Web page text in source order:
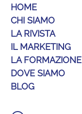
HOME
CHI SIAMO
LA RIVISTA
IL MARKETING
LA FORMAZIONE
DOVE SIAMO
BLOG